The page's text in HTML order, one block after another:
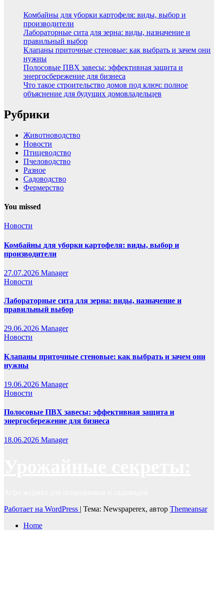
Комбайны для уборки картофеля: виды, выбор и
производители
Лабораторные сита для зерна: виды, назначение и
правильный выбор
Клапаны приточные стеновые: как выбрать и зачем они
нужны
Полосовые ПВХ завесы: эффективная защита и
энергосбережение для бизнеса
Что такое строительство домов под ключ: полное
объяснение для будущих домовладельцев
Рубрики
Животноводство
Новости
Птицеводство
Пчеловодство
Разное
Садоводство
Фермерство
You missed
Новости
Комбайны для уборки картофеля: виды, выбор и
производители
27.07.2026 Manager
Новости
Лабораторные сита для зерна: виды, назначение и
правильный выбор
29.06.2026 Manager
Новости
Клапаны приточные стеновые: как выбрать и зачем они
нужны
19.06.2026 Manager
Новости
Полосовые ПВХ завесы: эффективная защита и
энергосбережение для бизнеса
18.06.2026 Manager
Работает на WordPress | Тема: Newspaperex, автор Themeansar
Home